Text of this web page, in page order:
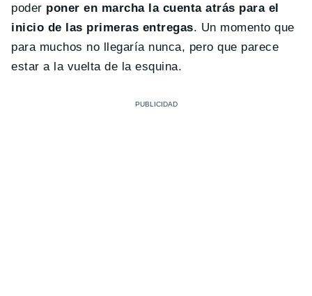
poder poner en marcha la cuenta atrás para el
inicio de las primeras entregas. Un momento que
para muchos no llegaría nunca, pero que parece
estar a la vuelta de la esquina.